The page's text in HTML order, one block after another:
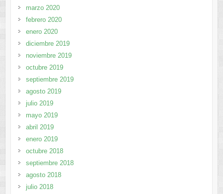
marzo 2020
febrero 2020
enero 2020
diciembre 2019
noviembre 2019
octubre 2019
septiembre 2019
agosto 2019
julio 2019
mayo 2019
abril 2019
enero 2019
octubre 2018
septiembre 2018
agosto 2018
julio 2018